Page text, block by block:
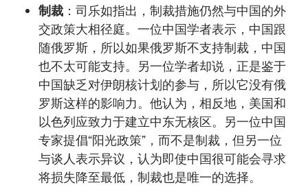
制裁 ：司乐如指出，制裁措施仍然与中国的外
交政策大相径庭。一位中国学者表示，中国跟
随俄罗斯，所以如果俄罗斯不支持制裁，中国
也不太可能支持。另一位学者却说，正是鉴于
中国缺乏对伊朗核计划的参与，所以它没有俄
罗斯这样的影响力。他认为，相反地，美国和
以色列应致力于建立中东无核区。另一位中国
专家提倡“阳光政策”，而不是制裁，但另一位
与谈人表示异议，认为即使中国很可能会寻求
将损失降至最低，制裁也是唯一的选择。